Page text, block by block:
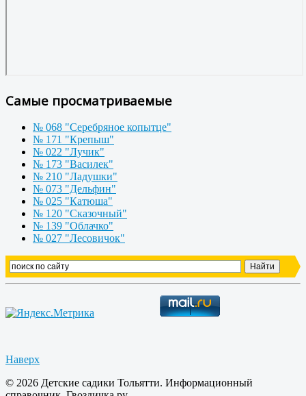
Самые просматриваемые
№ 068 "Серебряное копытце"
№ 171 "Крепыш"
№ 022 "Лучик"
№ 173 "Василек"
№ 210 "Ладушки"
№ 073 "Дельфин"
№ 025 "Катюша"
№ 120 "Сказочный"
№ 139 "Облачко"
№ 027 "Лесовичок"
Наверх
© 2026 Детские садики Тольятти. Информационный